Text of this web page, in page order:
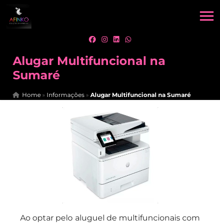
Alugar Multifuncional na
Sumaré
Home » Informações »Alugar Multifuncional na Sumaré
Ao optar pelo aluguel de multifuncionais com